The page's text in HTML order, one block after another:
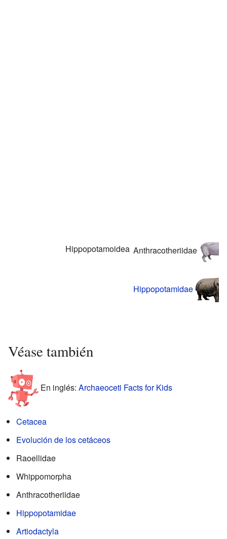
Hippopotamoidea Anthracotheriidae
Hippopotamidae
Véase también
En inglés: Archaeoceti Facts for Kids
Cetacea
Evolución de los cetáceos
Raoellidae
Whippomorpha
Anthracotheriidae
Hippopotamidae
Artiodactyla